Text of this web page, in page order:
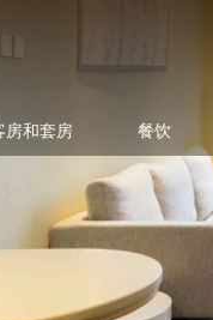
房和套房 餐饮